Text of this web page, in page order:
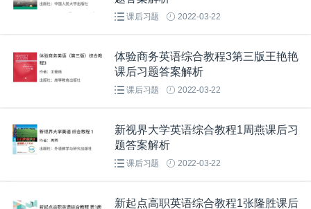
课后习题 2022-03-22
体验商务英语综合教程3第三版王艳艳
课后习题答案解析
课后习题 2022-03-22
新视界大学英语综合教程1周燕课后习
题答案解析
课后习题 2022-03-22
新起点高职英语综合教程1张隆胜课后